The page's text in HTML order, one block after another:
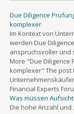
Due Diligence
komplexer
Im Kontext von
werden Due
anspruchsvoller und
More "Due
komplexer" The post
Financial Experts
Was müssen
Die hohe Anzahl